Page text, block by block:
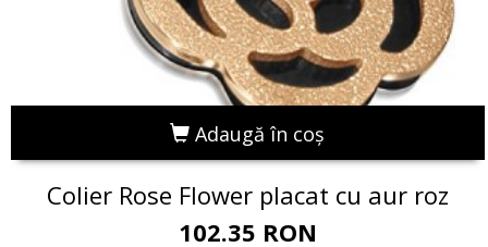
Adaugă în coş
Colier Rose Flower placat cu aur roz
102.35 RON